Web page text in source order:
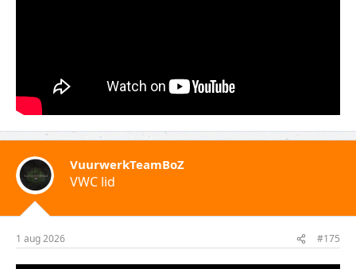
VuurwerkTeamBoZ
VWC lid
1 aug 2026 #175